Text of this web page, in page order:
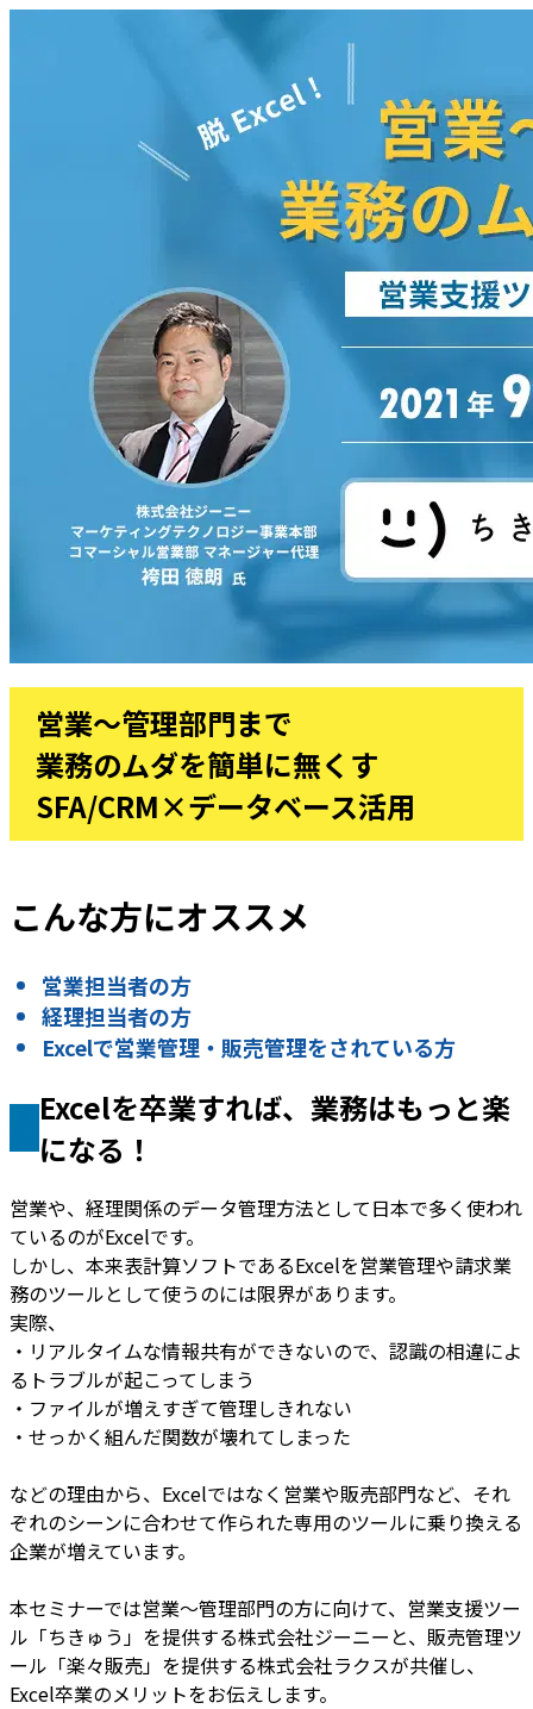
営業～管理部門まで
業務のムダを簡単に無くす
SFA/CRM×データベース活用
こんな方にオススメ
営業担当者の方
経理担当者の方
Excelで営業管理・販売管理をされている方
Excelを卒業すれば、業務はもっと楽
になる！
営業や、経理関係のデータ管理方法として日本で多く使われ
ているのがExcelです。
しかし、本来表計算ソフトであるExcelを営業管理や請求業
務のツールとして使うのには限界があります。
実際、
・リアルタイムな情報共有ができないので、認識の相違によ
るトラブルが起こってしまう
・ファイルが増えすぎて管理しきれない
・せっかく組んだ関数が壊れてしまった
などの理由から、Excelではなく営業や販売部門など、それ
ぞれのシーンに合わせて作られた専用のツールに乗り換える
企業が増えています。
本セミナーでは営業～管理部門の方に向けて、営業支援ツー
ル「ちきゅう」を提供する株式会社ジーニーと、販売管理ツ
ール「楽々販売」を提供する株式会社ラクスが共催し、
Excel卒業のメリットをお伝えします。